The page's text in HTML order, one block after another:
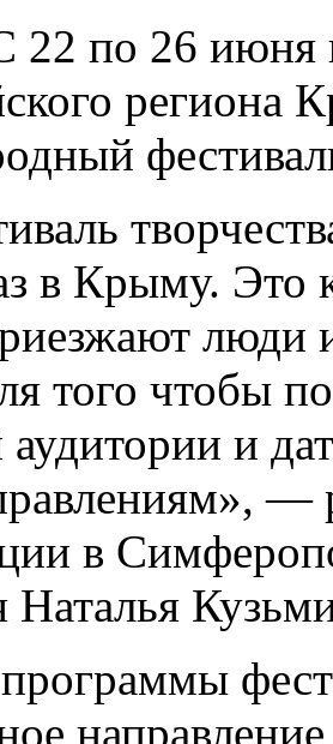
22 по 26 июня
региона
в Крыму. Это
люди
того чтобы
и
—
в
Наталья